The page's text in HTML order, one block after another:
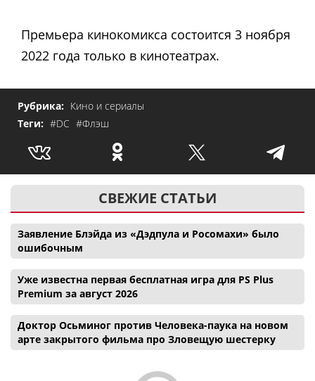
Премьера кинокомикса состоится 3 ноября
2022 года только в кинотеатрах.
Рубрика: Кино и сериалы
Теги: #DC #Флэш
СВЕЖИЕ СТАТЬИ
Заявление Блэйда из «Дэдпула и Росомахи» было
ошибочным
Уже известна первая бесплатная игра для PS Plus
Premium за август 2026
Доктор Осьминог против Человека-паука на новом
арте закрытого фильма про Зловещую шестерку